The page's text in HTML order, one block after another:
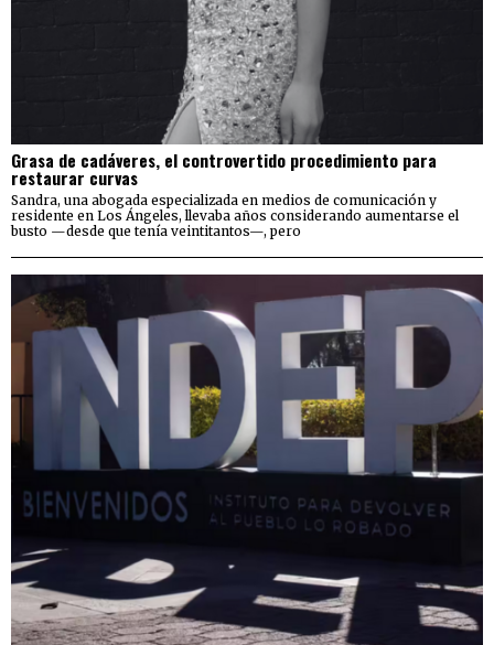
Grasa de cadáveres, el controvertido procedimiento para
restaurar curvas
Sandra, una abogada especializada en medios de comunicación y
residente en Los Ángeles, llevaba años considerando aumentarse el
busto —desde que tenía veintitantos—, pero